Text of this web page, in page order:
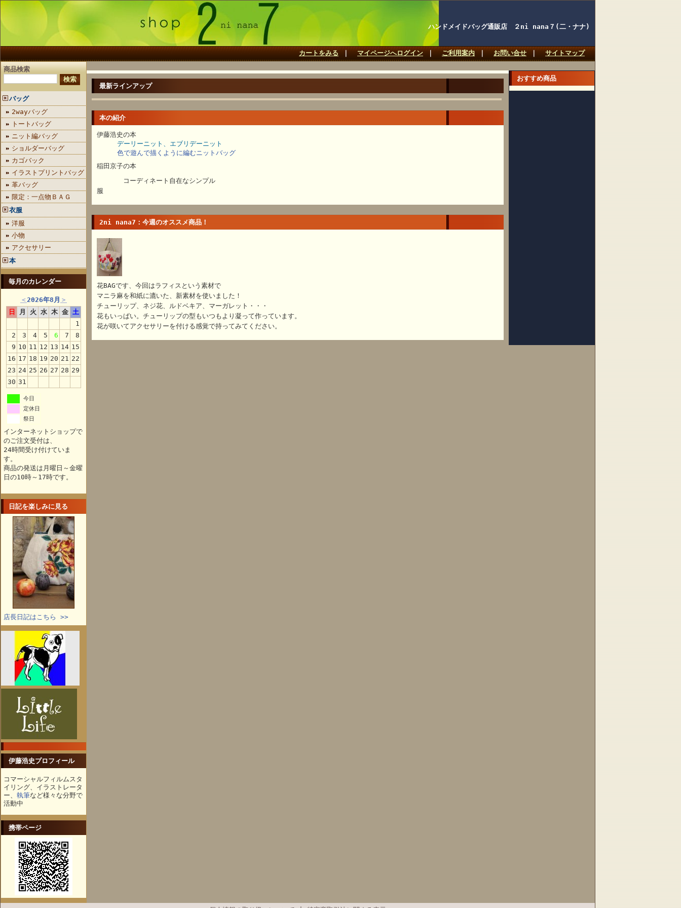
ハンドメイドバッグ通販店 ２ni nana７(二・ナナ)
カートをみる マイページへログイン ご利用案内 お問い合せ サイトマップ
商品検索
バッグ
2wayバッグ
トートバッグ
ニット編バッグ
ショルダーバッグ
カゴバック
イラストプリントバッグ
革バッグ
限定：一点物ＢＡＧ
衣服
洋服
小物
アクセサリー
本
毎月のカレンダー
＜ 2026年8月 ＞
日
月 火 水 木 金 土
1
2
3 4 5 6 7
8
9 10 11 12 13 14 15
16 17 18 19 20 21 22
23 24 25 26 27 28 29
30 31
今日
定休日
祭日
インターネットショップで
のご注文受付は、
24時間受け付けていま
す。
商品の発送は月曜日～金曜
日の10時～17時です。
日記を楽しみに見る
店長日記はこちら >>
伊藤浩史プロフィール
コマーシャルフィルムスタ
イリング、イラストレータ
ー、 執筆など様々な分野で
活動中
携帯ページ
最新ラインアップ
本の紹介
伊藤浩史の本
デーリーニット、エブリデーニット
色で遊んで描くように編むニットバッグ
稲田京子の本
コーディネート自在なシンプル
服
2ni nana7：今週のオススメ商品！
花BAGです、今回はラフィスという素材で
マニラ麻を和紙に漉いた、新素材を使いました！
チューリップ、ネジ花、ルドベキア、マーガレット・・・
花もいっぱい。チューリップの型もいつもより凝って作っています。
花が咲いてアクセサリーを付ける感覚で持ってみてください。
おすすめ商品